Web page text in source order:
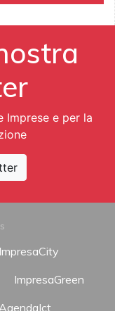
Imprese e per la
ImpresaCity
ImpresaGreen
AgendaIct